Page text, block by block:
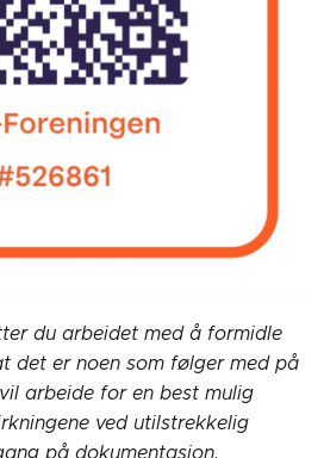
du arbeidet med å formidle
det er noen som følger med på
arbeide for en best mulig
ved utilstrekkelig
på dokumentasjon,